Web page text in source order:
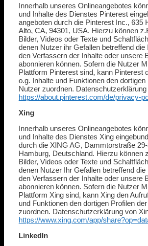
Innerhalb unseres Onlineangebotes
und Inhalte des Dienstes Pinterest
angeboten durch die Pinterest Inc., 635
Alto, CA, 94301, USA. Hierzu können
Bilder, Videos oder Texte und
denen Nutzer ihr Gefallen betreffend die
den Verfassern der Inhalte oder unsere
abonnieren können. Sofern die Nutzer
Plattform Pinterest sind, kann Pinterest
o.g. Inhalte und Funktionen den dortigen
Nutzer zuordnen.
https://about.pinterest.com/de/privacy-
Xing
Innerhalb unseres Onlineangebotes
und Inhalte des Dienstes Xing
durch die XING AG, Dammtorstraße
Hamburg, Deutschland. Hierzu können
Bilder, Videos oder Texte und
denen Nutzer Ihr Gefallen betreffend die
den Verfassern der Inhalte oder unsere
abonnieren können. Sofern die Nutzer
Plattform Xing sind, kann Xing den
und Funktionen den dortigen Profilen
zuordnen. Datenschutzerklärung von
https://www.xing.com/app/
LinkedIn